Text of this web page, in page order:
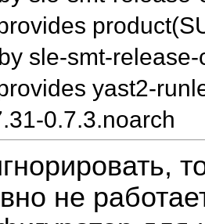
sle-smt-
yast2-
0.7.3.noarch
не